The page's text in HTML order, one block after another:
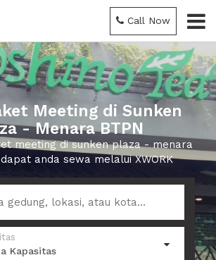
Call Now
Meeting di Sunken
- Menara BTPN
meeting di sunken plaza - menara
anda sewa melalui XWORK
Kapasitas